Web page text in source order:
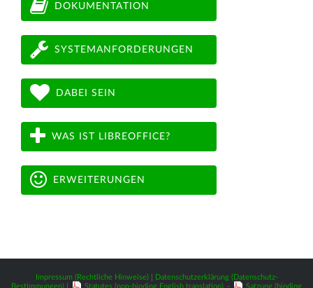
DOKUMENTATION
SYSTEMANFORDERUNGEN
DABEI SEIN
WAS IST LIBREOFFICE?
ERWEITERUNGEN
Impressum (Rechtliche Hinweise)|
Datenschutzerklärung (Datenschutz-
Bestimmungen)
Statutes (non-binding English translation) - Satzung (binding